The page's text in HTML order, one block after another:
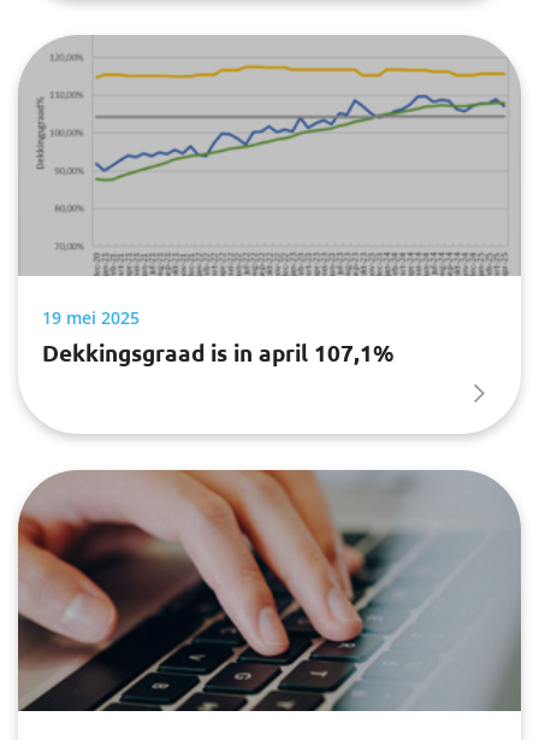
19 mei 2025
Dekkingsgraad is in april 107,1%